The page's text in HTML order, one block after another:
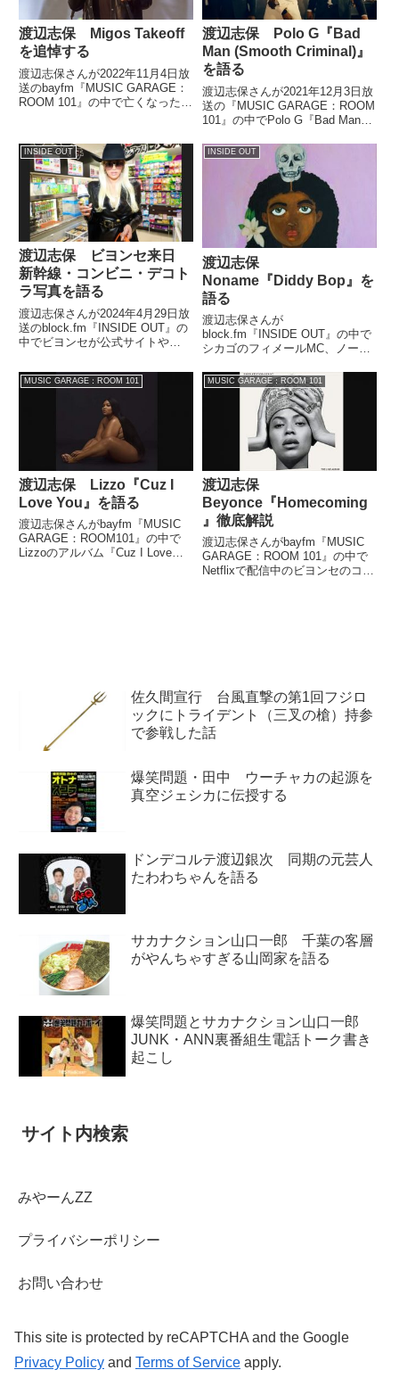
渡辺志保 Migos Takeoff
を追悼する
渡辺志保さんが2022年11月4日放
送のbayfm『MUSIC GARAGE：
ROOM 101』の中で亡くなった
渡辺志保 Polo G『Bad
Man (Smooth Criminal)』
を語る
渡辺志保さんが2021年12月3日放
送の『MUSIC GARAGE：ROOM
101』の中でPolo G『Bad Man
ました。
INSIDE OUT
渡辺志保 ビヨンセ来日
新幹線・コンビニ・デコト
ラ写真を語る
渡辺志保さんが2024年4月29日放
送のblock.fm『INSIDE OUT』の
中でビヨンセが公式サイトや
の写真についてトーク。新幹線の
ぞみ号乗車やコンビニ・セブンイ
レブンでのお買い物、そしてデコ
トラ乗車写真などについて話して
INSIDE OUT
渡辺志保
Noname『Diddy Bop』を
語る
渡辺志保さんが
block.fm『INSIDE OUT』の中で
シカゴのフィメールMC、ノーネ
いました。（渡辺志保）というわ
けで今日もエンディングチューン
をここで紹介したいと思うんです
けども。ノーネーム・ジ...
MUSIC GARAGE：ROOM 101
渡辺志保 Lizzo『Cuz I
Love You』を語る
渡辺志保さんがbayfm『MUSIC
GARAGE：ROOM101』の中で
Lizzoのアルバム『Cuz I Love
MUSIC GARAGE：ROOM 101
渡辺志保
Beyonce『Homecoming
』徹底解説
渡辺志保さんがbayfm『MUSIC
GARAGE：ROOM 101』の中で
Netflixで配信中のビヨンセのコー
佐久間宣行 台風直撃の第1回フジロ
ックにトライデント（三叉の槍）持参
で参戦した話
爆笑問題・田中 ウーチャカの起源を
真空ジェシカに伝授する
ドンデコルテ渡辺銀次 同期の元芸人
たわわちゃんを語る
サカナクション山口一郎 千葉の客層
がやんちゃすぎる山岡家を語る
爆笑問題とサカナクション山口一郎
JUNK・ANN裏番組生電話トーク書き
起こし
サイト内検索
みやーんZZ
プライバシーポリシー
お問い合わせ
This site is protected by reCAPTCHA and the Google
Privacy Policy and Terms of Service apply.